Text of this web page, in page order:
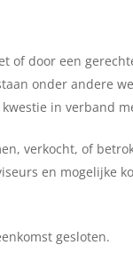
of door een
onder andere
in verband
verkocht, of
en mogelijke
gesloten.